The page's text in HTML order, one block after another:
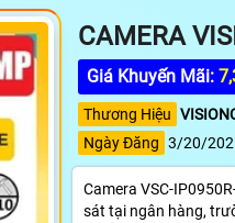
CAMERA
Giá Khuyến Mãi:
Thương Hiệu
Ngày Đăng 3/20/
Camera VSC-
sát tại ngân hàng,